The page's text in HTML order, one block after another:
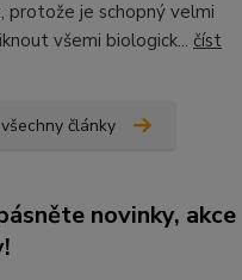
protože je schopný velmi
všemi biologick... číst
články
novinky, akce